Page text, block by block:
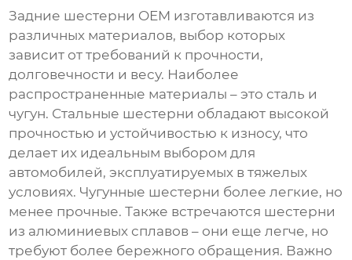
Задние шестерни OEM изготавливаются из
различных материалов, выбор которых
зависит от требований к прочности,
долговечности и весу. Наиболее
распространенные материалы – это сталь и
чугун. Стальные шестерни обладают высокой
прочностью и устойчивостью к износу, что
делает их идеальным выбором для
автомобилей, эксплуатируемых в тяжелых
условиях. Чугунные шестерни более легкие, но
менее прочные. Также встречаются шестерни
из алюминиевых сплавов – они еще легче, но
требуют более бережного обращения. Важно